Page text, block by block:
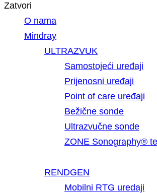
Zatvori
O nama
Mindray
ULTRAZVUK
Samostojeći uređaji
Prijenosni uređaji
Point of care uređaji
Bežične sonde
Ultrazvučne sonde
ZONE Sonography®
RENDGEN
Mobilni RTG uredaji